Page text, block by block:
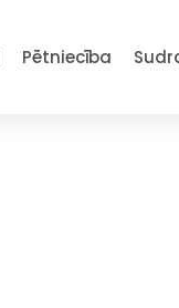
Pētniecība